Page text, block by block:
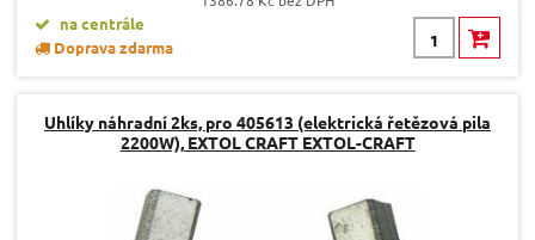
na centrále
Doprava zdarma
Uhlíky náhradní 2ks, pro 405613 (elektrická řetězová pila
2200W), EXTOL CRAFT EXTOL-CRAFT